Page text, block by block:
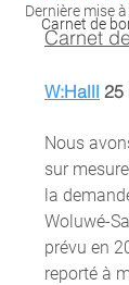
Carnet de
Dernière mise
Carnet
W:Halll 25
Nous
sur
la
Woluwé-
prévu en
reporté à